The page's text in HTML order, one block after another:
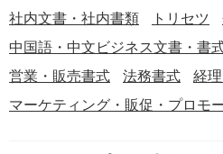
社内文書・社内書類
トリセツ
中国語・中文ビジネス文書・書
営業・販売書式
法務書式
経
マーケティング・販促・プロモ